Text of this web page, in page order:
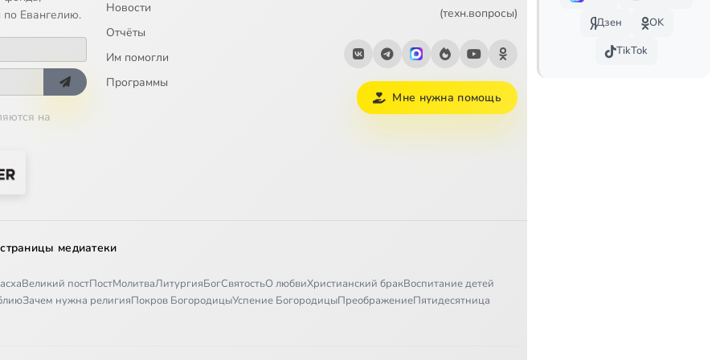
не похожей на другие 24:16
5:55
помощь ветра 5:10
12:36
Евангелию.
на
Новости
Отчёты
Им помогли
Программы
(техн.вопросы)
Мне нужна помощь
медиатеки
Великий постПостМолитваЛитургияБогСвятостьО любвиХристианский бракВоспитание детей
Зачем нужна религияПокров БогородицыУспение БогородицыПреображениеПятидесятница
Дзен
OK
TikTok